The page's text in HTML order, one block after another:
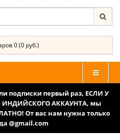
0 (0 руб.)
подписки первый раз, ЕСЛИ У
ИНДИЙСКОГО АККАУНТА, мы
От вас нам нужна только
@gmail.com